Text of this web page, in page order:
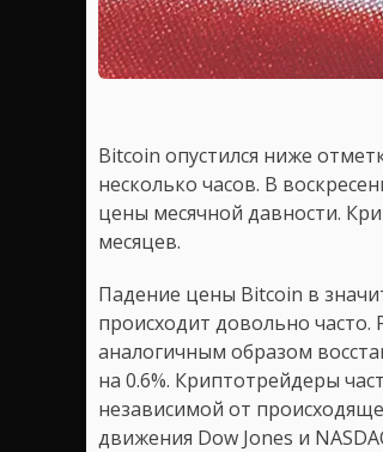
Bitcoin опустился ниже
несколько часов. В
цены месячной давности.
месяцев.
Падение цены Bitcoin в
происходит довольно
аналогичным образом
на 0.6%. Криптотрейдеры
независимой от
движения Dow Jones и